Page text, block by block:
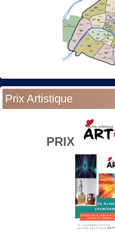
Prix Artistique
PRIX